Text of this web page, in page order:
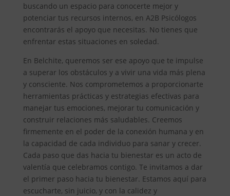
buscando un espacio para conocerte mejor y
potenciar tus recursos internos, en A2B Psicólogos
encontrarás el apoyo que necesitas. No tienes que
enfrentar estas situaciones en soledad.
En Belchite, queremos ser ese apoyo que te impulse
a superar los obstáculos y a vivir una vida más plena
y consciente. Nos comprometemos a proporcionarte
herramientas prácticas y estrategias efectivas para
manejar tus emociones, mejorar tu comunicación y
construir relaciones más saludables. Creemos
firmemente en el poder de la conexión humana y en
la capacidad de cada individuo para sanar y crecer.
Cada paso que das hacia tu bienestar es un acto de
valentía que celebramos contigo. Te invitamos a dar
el primer paso hacia tu bienestar. Estamos aquí para
escucharte, sin juicio, y con la calidez y